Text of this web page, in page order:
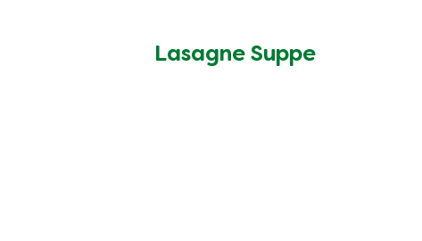
Lasagne Suppe